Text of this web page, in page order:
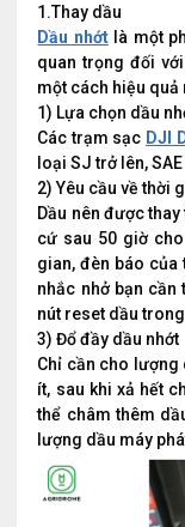
1.Thay dầu
Dầu nhớtlà một
quan trọng đối
một cách hiệu quả
1) Lựa chọn dầu
Các trạm sạc DJI
loại SJ trở lên,
2) Yêu cầu về thời
Dầu nên được
cứ sau 50 giờ
gian, đèn báo
nhắc nhở bạn cần
nút reset dầu
3) Đổ đầy dầu nhớt
Chỉ cần cho lượng
ít, sau khi xả hết
thể châm thêm
lượng dầu máy